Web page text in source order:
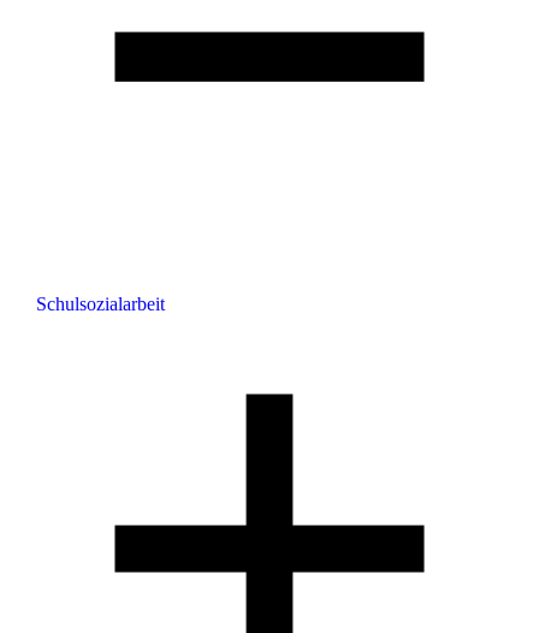
Schulsozialarbeit